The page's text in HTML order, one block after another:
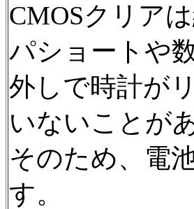
CMOSクリア
パショートや
外しで時計が
いないことが
そのため、電
す。